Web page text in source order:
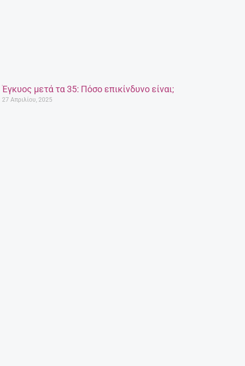
Έγκυος μετά τα 35: Πόσο επικίνδυνο είναι;
27 Απριλίου, 2025